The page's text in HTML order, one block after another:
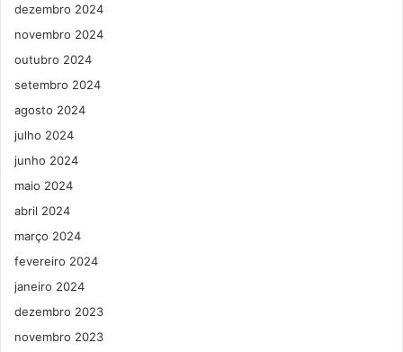
dezembro 2024
novembro 2024
outubro 2024
setembro 2024
agosto 2024
julho 2024
junho 2024
maio 2024
abril 2024
março 2024
fevereiro 2024
janeiro 2024
dezembro 2023
novembro 2023